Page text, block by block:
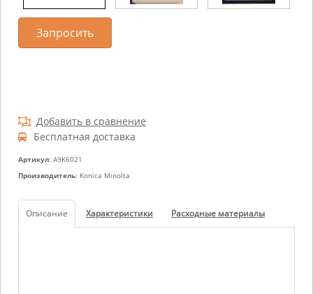
Добавить в сравнение
Бесплатная доставка
Артикул: A9K6021
Производитель: Konica Minolta
Запросить
Описание Характеристики Расходные материалы